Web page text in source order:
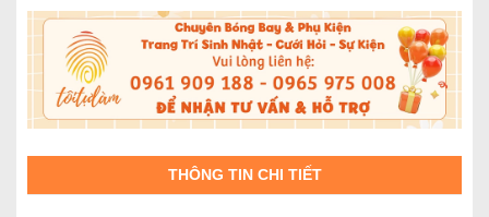
THÔNG TIN CHI TIẾT